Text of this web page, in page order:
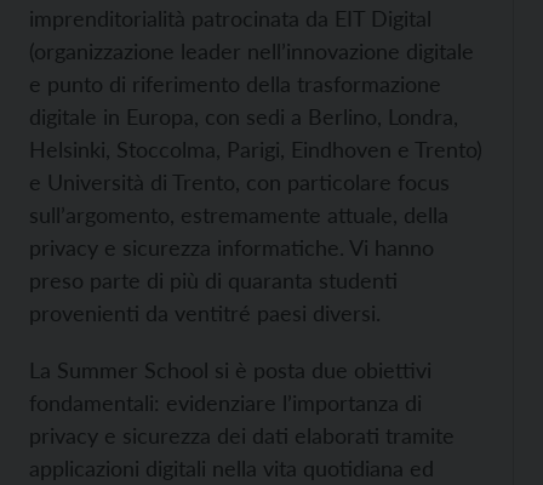
imprenditorialità patrocinata da EIT Digital
(organizzazione leader nell’innovazione digitale
e punto di riferimento della trasformazione
digitale in Europa, con sedi a Berlino, Londra,
Helsinki, Stoccolma, Parigi, Eindhoven e Trento)
e Università di Trento, con particolare focus
sull’argomento, estremamente attuale, della
privacy e sicurezza informatiche. Vi hanno
preso parte di più di quaranta studenti
provenienti da ventitré paesi diversi.
La Summer School si è posta due obiettivi
fondamentali: evidenziare l’importanza di
privacy e sicurezza dei dati elaborati tramite
applicazioni digitali nella vita quotidiana ed